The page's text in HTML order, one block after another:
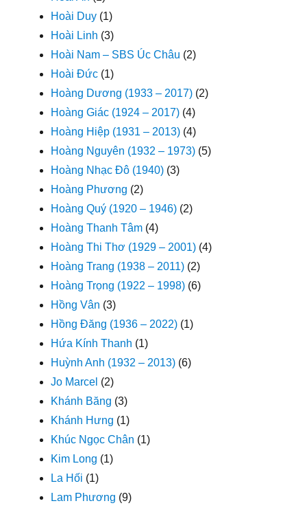
Hoài Duy (1)
Hoài Linh (3)
Hoài Nam – SBS Úc Châu (2)
Hoài Đức (1)
Hoàng Dương (1933 – 2017) (2)
Hoàng Giác (1924 – 2017) (4)
Hoàng Hiệp (1931 – 2013) (4)
Hoàng Nguyên (1932 – 1973) (5)
Hoàng Nhạc Đô (1940) (3)
Hoàng Phương (2)
Hoàng Quý (1920 – 1946) (2)
Hoàng Thanh Tâm (4)
Hoàng Thi Thơ (1929 – 2001) (4)
Hoàng Trang (1938 – 2011) (2)
Hoàng Trọng (1922 – 1998) (6)
Hồng Vân (3)
Hồng Đăng (1936 – 2022) (1)
Hứa Kính Thanh (1)
Huỳnh Anh (1932 – 2013) (6)
Jo Marcel (2)
Khánh Băng (3)
Khánh Hưng (1)
Khúc Ngọc Chân (1)
Kim Long (1)
La Hối (1)
Lam Phương (9)